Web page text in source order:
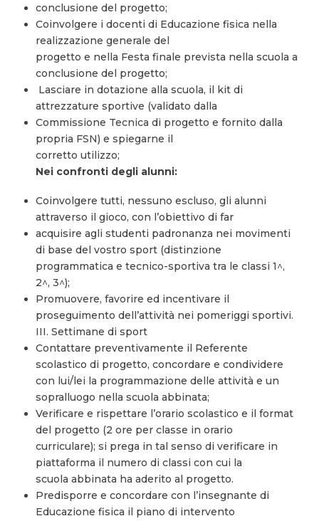
conclusione del progetto;
Coinvolgere i docenti di Educazione fisica nella
realizzazione generale del
progetto e nella Festa finale prevista nella scuola a
conclusione del progetto;
Lasciare in dotazione alla scuola, il kit di
attrezzature sportive (validato dalla
Commissione Tecnica di progetto e fornito dalla
propria FSN) e spiegarne il
corretto utilizzo;
Nei confronti degli alunni:
Coinvolgere tutti, nessuno escluso, gli alunni
attraverso il gioco, con l’obiettivo di far
acquisire agli studenti padronanza nei movimenti
di base del vostro sport (distinzione
programmatica e tecnico-sportiva tra le classi 1^,
2^, 3^);
Promuovere, favorire ed incentivare il
proseguimento dell’attività nei pomeriggi sportivi.
III. Settimane di sport
Contattare preventivamente il Referente
scolastico di progetto, concordare e condividere
con lui/lei la programmazione delle attività e un
sopralluogo nella scuola abbinata;
Verificare e rispettare l’orario scolastico e il format
del progetto (2 ore per classe in orario
curriculare); si prega in tal senso di verificare in
piattaforma il numero di classi con cui la
scuola abbinata ha aderito al progetto.
Predisporre e concordare con l’insegnante di
Educazione fisica il piano di intervento